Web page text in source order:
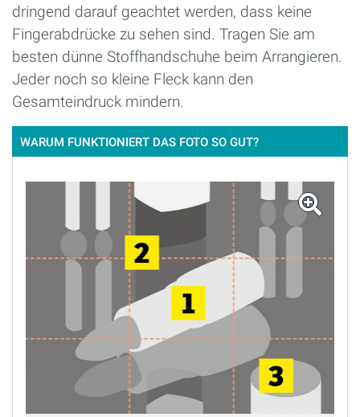
dringend darauf geachtet werden, dass keine
Fingerabdrücke zu sehen sind. Tragen Sie am
besten dünne Stoffhandschuhe beim Arrangieren.
Jeder noch so kleine Fleck kann den
Gesamteindruck mindern.
WARUM FUNKTIONIERT DAS FOTO SO GUT?